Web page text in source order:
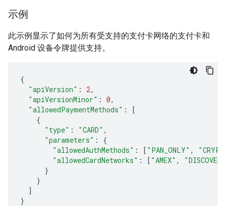
示例
此示例显示了如何为所有受支持的支付卡网络的支付卡和
Android 设备令牌提供支持。
{
"apiVersion" : 2,
"apiVersionMinor" : 0,
"allowedPaymentMethods" :
[
{
"type" : "CARD" ,
"parameters" :
{
"allowedAuthMethods" : [ "PAN_ONLY" ,
"allowedCardNetworks" : [ "AMEX" ,
"DISCOVER"
}
}
]
}